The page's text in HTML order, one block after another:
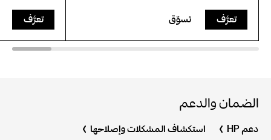
تعرَّف تعرَّف تسوّق
الضمان والدعم
دعم HP استكشاف المشكلات وإصلاحها